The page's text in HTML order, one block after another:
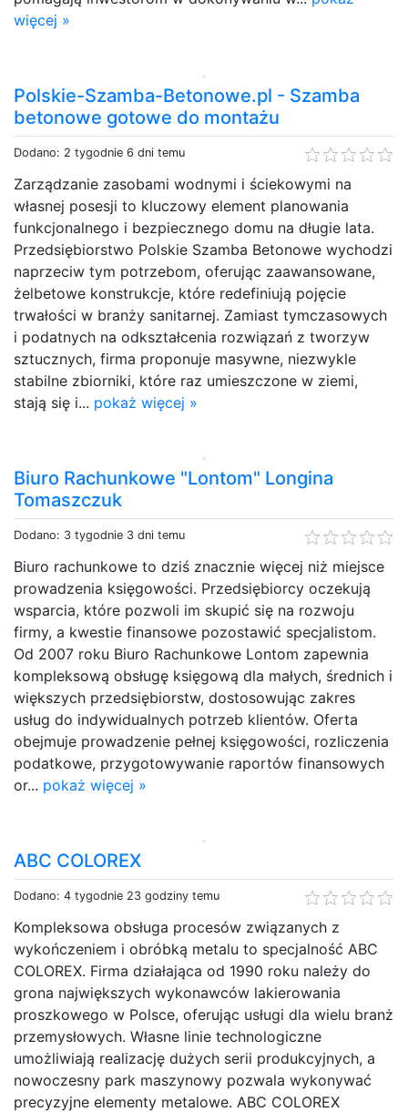
więcej »
Polskie-Szamba-Betonowe.pl - Szamba
betonowe gotowe do montażu
Dodano: 2 tygodnie 6 dni temu
Zarządzanie zasobami wodnymi i ściekowymi na
własnej posesji to kluczowy element planowania
funkcjonalnego i bezpiecznego domu na długie lata.
Przedsiębiorstwo Polskie Szamba Betonowe wychodzi
naprzeciw tym potrzebom, oferując zaawansowane,
żelbetowe konstrukcje, które redefiniują pojęcie
trwałości w branży sanitarnej. Zamiast tymczasowych
i podatnych na odkształcenia rozwiązań z tworzyw
sztucznych, firma proponuje masywne, niezwykle
stabilne zbiorniki, które raz umieszczone w ziemi,
stają się i... pokaż więcej »
Biuro Rachunkowe "Lontom" Longina
Tomaszczuk
Dodano: 3 tygodnie 3 dni temu
Biuro rachunkowe to dziś znacznie więcej niż miejsce
prowadzenia księgowości. Przedsiębiorcy oczekują
wsparcia, które pozwoli im skupić się na rozwoju
firmy, a kwestie finansowe pozostawić specjalistom.
Od 2007 roku Biuro Rachunkowe Lontom zapewnia
kompleksową obsługę księgową dla małych, średnich i
większych przedsiębiorstw, dostosowując zakres
usług do indywidualnych potrzeb klientów. Oferta
obejmuje prowadzenie pełnej księgowości, rozliczenia
podatkowe, przygotowywanie raportów finansowych
or... pokaż więcej »
ABC COLOREX
Dodano: 4 tygodnie 23 godziny temu
Kompleksowa obsługa procesów związanych z
wykończeniem i obróbką metalu to specjalność ABC
COLOREX. Firma działająca od 1990 roku należy do
grona największych wykonawców lakierowania
proszkowego w Polsce, oferując usługi dla wielu branż
przemysłowych. Własne linie technologiczne
umożliwiają realizację dużych serii produkcyjnych, a
nowoczesny park maszynowy pozwala wykonywać
precyzyjne elementy metalowe. ABC COLOREX